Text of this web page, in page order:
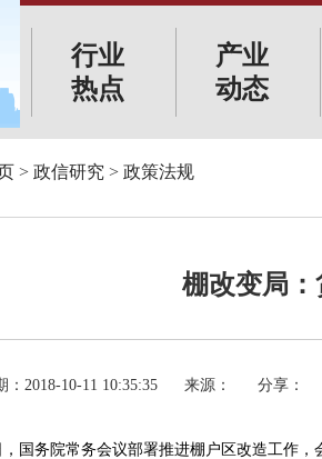
行业
热点
产业
动态
> 政信研究 > 政策法规
棚改变局
：2018-10-11 10:35:35 来源： 分享：
，国务院常务会议部署推进棚户区改造工作